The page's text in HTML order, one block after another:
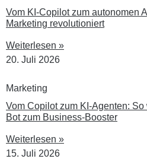
Vom KI-Copilot zum autonomen
Marketing revolutioniert
Weiterlesen »
20. Juli 2026
Marketing
Vom Copilot zum KI-Agenten:
Bot zum Business-Booster
Weiterlesen »
15. Juli 2026